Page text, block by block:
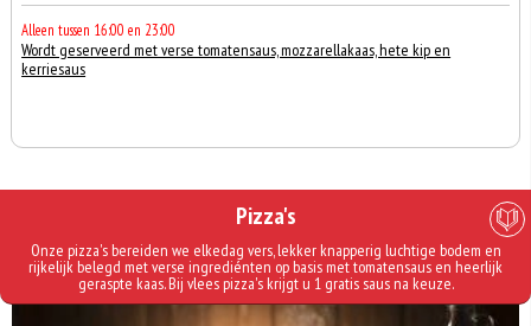
Alleen tussen 16:00 en 23:00
Wordt geserveerd met verse tomatensaus, mozzarellakaas, hete kip en
kerriesaus
Pizza's
Onze pizza's bereiden we elkedag vers, lekker knapperig luchtige bodem en
rijkelijk belegd met verse ingrediénten op basis met tomatensaus en heerlijk
geraspte kaas. Bij vlees pizza's krijgt u 1 gratis saus na keuze.